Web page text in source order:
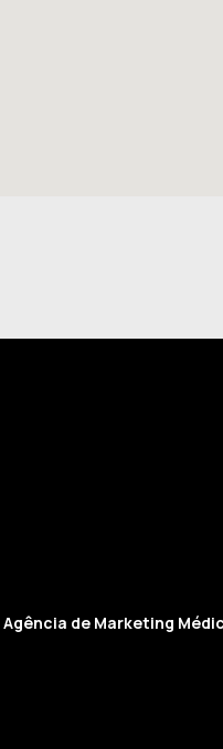
Agência de Marketing